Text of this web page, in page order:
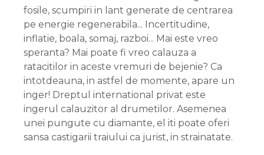
fosile, scumpiri in lant generate de centrarea
pe energie regenerabila... Incertitudine,
inflatie, boala, somaj, razboi... Mai este vreo
speranta? Mai poate fi vreo calauza a
ratacitilor in aceste vremuri de bejenie? Ca
intotdeauna, in astfel de momente, apare un
inger! Dreptul international privat este
ingerul calauzitor al drumetilor. Asemenea
unei pungute cu diamante, el iti poate oferi
sansa castigarii traiului ca jurist, in strainatate.